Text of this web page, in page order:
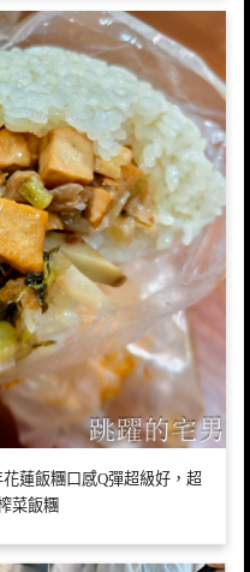
蓮飯糰口感Q彈超級好，超
菜飯糰